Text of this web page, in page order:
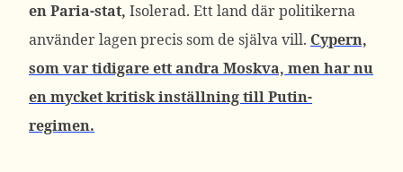
en Paria-stat, Isolerad. Ett land där politikerna
använder lagen precis som de själva vill. Cypern,
som var tidigare ett andra Moskva, men har nu
en mycket kritisk inställning till Putin-
regimen.